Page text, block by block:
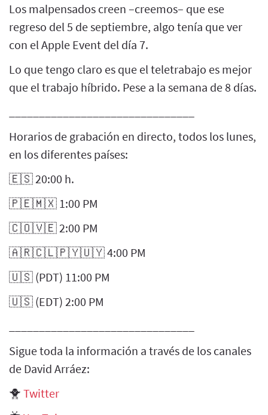
Los malpensados creen –creemos– que ese
regreso del 5 de septiembre, algo tenía que ver
con el Apple Event del día 7.
Lo que tengo claro es que el teletrabajo es mejor
que el trabajo híbrido. Pese a la semana de 8 días.
Horarios de grabación en directo, todos los lunes,
en los diferentes países:
🇪🇸 20:00 h.
🇵🇪🇲🇽 1:00 PM
🇨🇴🇻🇪 2:00 PM
🇦🇷🇨🇱🇵🇾🇺🇾 4:00 PM
🇺🇸 (PDT) 11:00 PM
🇺🇸 (EDT) 2:00 PM
Sigue toda la información a través de los canales
de David Arráez:
🐥 Twitter